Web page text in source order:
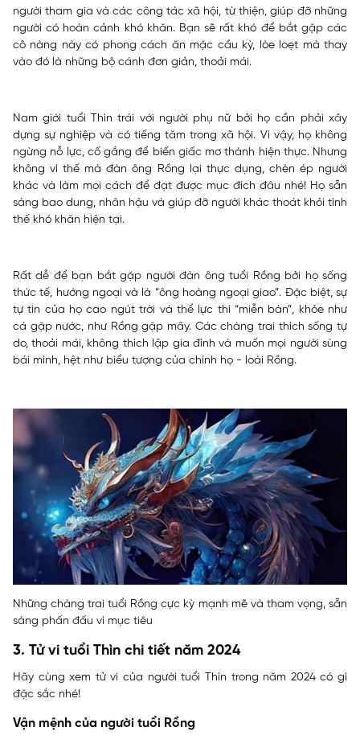
người tham gia và các công tác xã hội, từ thiện, giúp đỡ những
người có hoàn cảnh khó khăn. Bạn sẽ rất khó để bắt gặp các
cô nàng này có phong cách ăn mặc cầu kỳ, lòe loẹt mà thay
vào đó là những bộ cánh đơn giản, thoải mái.
Nam giới tuổi Thìn trái với người phụ nữ bởi họ cần phải xây
dựng sự nghiệp và có tiếng tăm trong xã hội. Vì vậy, họ không
ngừng nỗ lực, cố gắng để biến giấc mơ thành hiện thực. Nhưng
không vì thế mà đàn ông Rồng lại thực dụng, chèn ép người
khác và làm mọi cách để đạt được mục đích đâu nhé! Họ sẵn
sàng bao dung, nhân hậu và giúp đỡ người khác thoát khỏi tình
thế khó khăn hiện tại.
Rất dễ để bạn bắt gặp người đàn ông tuổi Rồng bởi họ sống
thức tế, hướng ngoại và là “ông hoàng ngoại giao”. Đặc biệt, sự
tự tin của họ cao ngút trời và thể lực thì “miễn bàn”, khỏe như
cá gặp nước, như Rồng gặp mây. Các chàng trai thích sống tự
do, thoải mái, không thích lập gia đình và muốn mọi người sùng
bái mình, hệt như biểu tượng của chính họ - loài Rồng.
Những chàng trai tuổi Rồng cực kỳ mạnh mẽ và tham vọng, sẵn
sàng phấn đấu vì mục tiêu
3. Tử vi tuổi Thìn chi tiết năm 2024
Hãy cùng xem tử vi của người tuổi Thìn trong năm 2024 có gì
đặc sắc nhé!
Vận mệnh của người tuổi Rồng